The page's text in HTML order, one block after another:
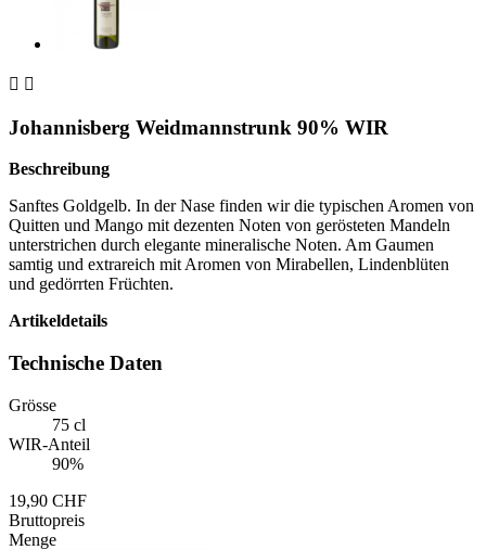
 
Johannisberg Weidmannstrunk 90% WIR
Beschreibung
Sanftes Goldgelb. In der Nase finden wir die typischen Aromen von
Quitten und Mango mit dezenten Noten von gerösteten Mandeln
unterstrichen durch elegante mineralische Noten. Am Gaumen
samtig und extrareich mit Aromen von Mirabellen, Lindenblüten
und gedörrten Früchten.
Artikeldetails
Technische Daten
Grösse
75 cl
WIR-Anteil
90%
19,90 CHF
Bruttopreis
Menge